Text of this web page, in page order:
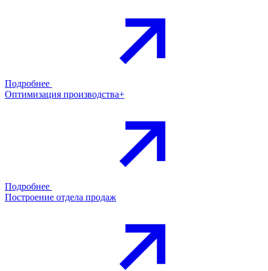
Подробнее
Оптимизация производства+
Подробнее
Построение отдела продаж